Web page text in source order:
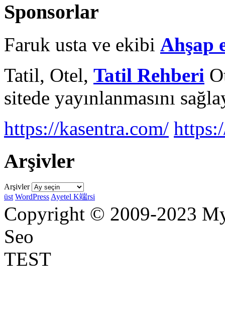
Sponsorlar
Faruk usta ve ekibi Ahşap
Tatil, Otel, Tatil Rehberi
sitede yayınlanmasını
https://kasentra.com/
Arşivler
Arşivler
üst WordPress Ayetel K端rsi
Copyright © 2009-2023
Seo
TEST